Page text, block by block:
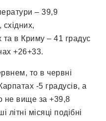
– 39,9
східних,
та в Криму – 41 градус
+26+33.
то в червні
-5 градусів, а
не вище за +39,8
місяці подібні